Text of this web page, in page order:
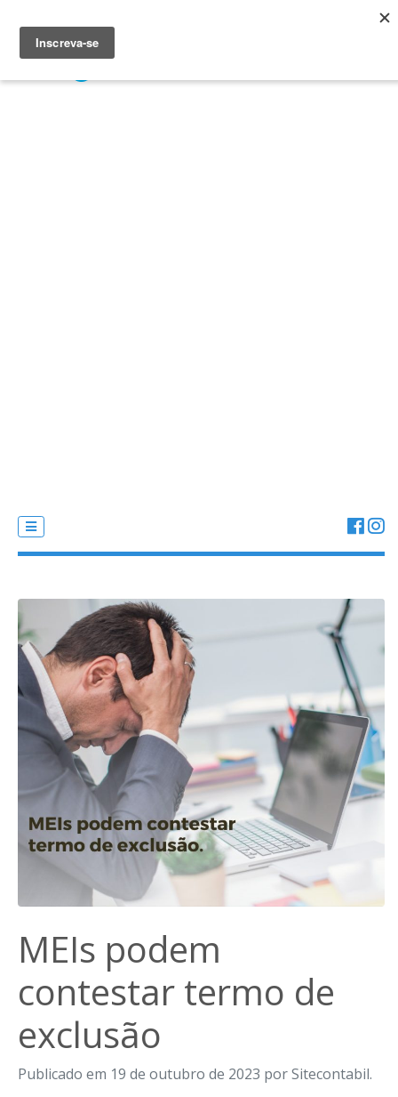
MEIs podem
contestar termo de
exclusão
Publicado em 19 de outubro de 2023 por Sitecontabil.